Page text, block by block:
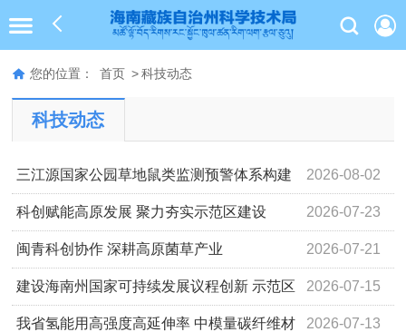
您的位置： 首页 > 科技动态
科技动态
2026-08-02
三江源国家公园草地鼠类监测预警体系构建
与防控模式研发取得新进展 2026-07-23
科创赋能高原发展 聚力夯实示范区建设
2026-07-21
闽青科创协作 深耕高原菌草产业
2026-07-15
建设海南州国家可持续发展议程创新 示范区
2026年宣传月活动全面启动 2026-07-13
我省氢能用高强度高延伸率 中模量碳纤维材